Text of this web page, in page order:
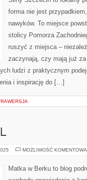
forma nie jest
nawyków. To miejsce
stolicy Pomorza
ruszyć z miejsca –
zaczynają, czy mają już
ludzi z praktycznym
i inspirację do […]
MOŻLIWOŚĆ
Matka w Berku to blog